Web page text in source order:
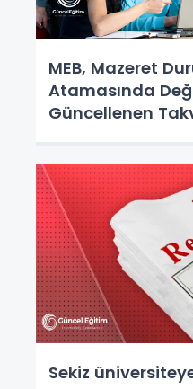
MEB, Mazeret
Atamasında
Güncellenen
Sekiz